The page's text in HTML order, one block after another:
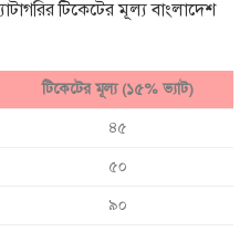
টিকেটের মূল্য বাংলাদেশ
টিকেটের মূল্য (১৫% ভ্যাট)
৪৫
৫০
৯০